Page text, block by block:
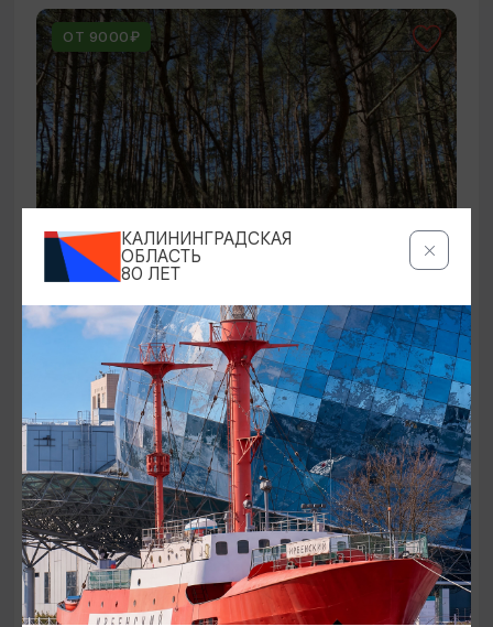
ОТ 9000₽
ЭКСКУРСИИ УЧРЕЖДЕНИЙ КУЛЬТУРЫ
Аудиоспектакль «Истории Куршской
косы»
01.02.2026 - 31.12.2026, 13:00
Куршская коса
ОТ 2500₽
КАЛИНИНГРАДСКАЯ
ОБЛАСТЬ
80 ЛЕТ